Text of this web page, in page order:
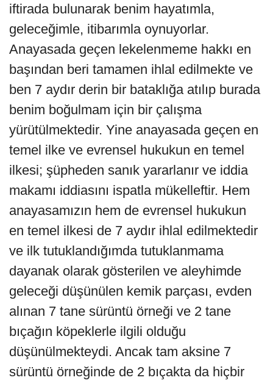
iftirada bulunarak benim hayatımla,
geleceğimle, itibarımla oynuyorlar.
Anayasada geçen lekelenmeme hakkı en
başından beri tamamen ihlal edilmekte ve
ben 7 aydır derin bir bataklığa atılıp burada
benim boğulmam için bir çalışma
yürütülmektedir. Yine anayasada geçen en
temel ilke ve evrensel hukukun en temel
ilkesi; şüpheden sanık yararlanır ve iddia
makamı iddiasını ispatla mükelleftir. Hem
anayasamızın hem de evrensel hukukun
en temel ilkesi de 7 aydır ihlal edilmektedir
ve ilk tutuklandığımda tutuklanmama
dayanak olarak gösterilen ve aleyhimde
geleceği düşünülen kemik parçası, evden
alınan 7 tane sürüntü örneği ve 2 tane
bıçağın köpeklerle ilgili olduğu
düşünülmekteydi. Ancak tam aksine 7
sürüntü örneğinde de 2 bıçakta da hiçbir